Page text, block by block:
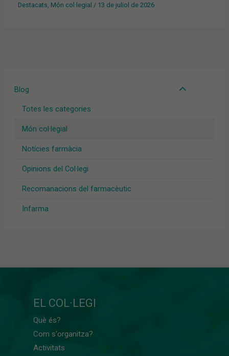
Blog
Totes les categories
Món col·legial
Notícies farmàcia
Opinions del Col·legi
Recomanacions del farmacèutic
Infarma
Destacats Món col·legial / 13 de juliol de 2026
EL COL·LEGI
Què és?
Com s'organitza?
Activitats